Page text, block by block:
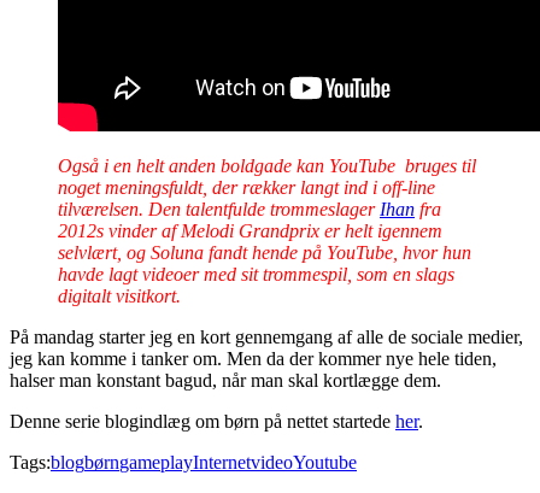
Også i en helt anden boldgade kan YouTube bruges til
noget meningsfuldt, der rækker langt ind i off-line
tilværelsen. Den talentfulde trommeslager Ihan fra
2012s vinder af Melodi Grandprix er helt igennem
selvlært, og Soluna fandt hende på YouTube, hvor hun
havde lagt videoer med sit trommespil, som en slags
digitalt visitkort.
På mandag starter jeg en kort gennemgang af alle de sociale medier,
jeg kan komme i tanker om. Men da der kommer nye hele tiden,
halser man konstant bagud, når man skal kortlægge dem.
Denne serie blogindlæg om børn på nettet startede her.
Tags:blogbørngameplayInternetvideoYoutube